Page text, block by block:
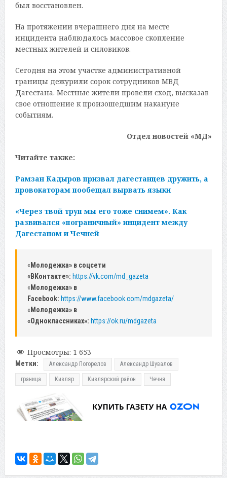
был восстановлен.
На протяжении вчерашнего дня на месте
инцидента наблюдалось массовое скопление
местных жителей и силовиков.
Сегодня на этом участке административной
границы дежурили сорок сотрудников МВД
Дагестана. Местные жители провели сход, высказав
свое отношение к произошедшим накануне
событиям.
Отдел новостей «МД»
Читайте также:
Рамзан Кадыров призвал дагестанцев дружить, а
провокаторам пообещал вырвать языки
«Через твой труп мы его тоже снимем». Как
развивался «пограничный» инцидент между
Дагестаном и Чечней
« Молодежка» в соцсети
«ВКонтакте»: https://vk.com/md_gazeta
« Молодежка» в
Facebook: https://www.facebook.com/mdgazeta/
« Молодежка» в
«Одноклассниках»: https://ok.ru/mdgazeta
Просмотры: 1 653
Метки: Александр Погорелов Александр Шувалов
граница Кизляр Кизлярский район Чечня